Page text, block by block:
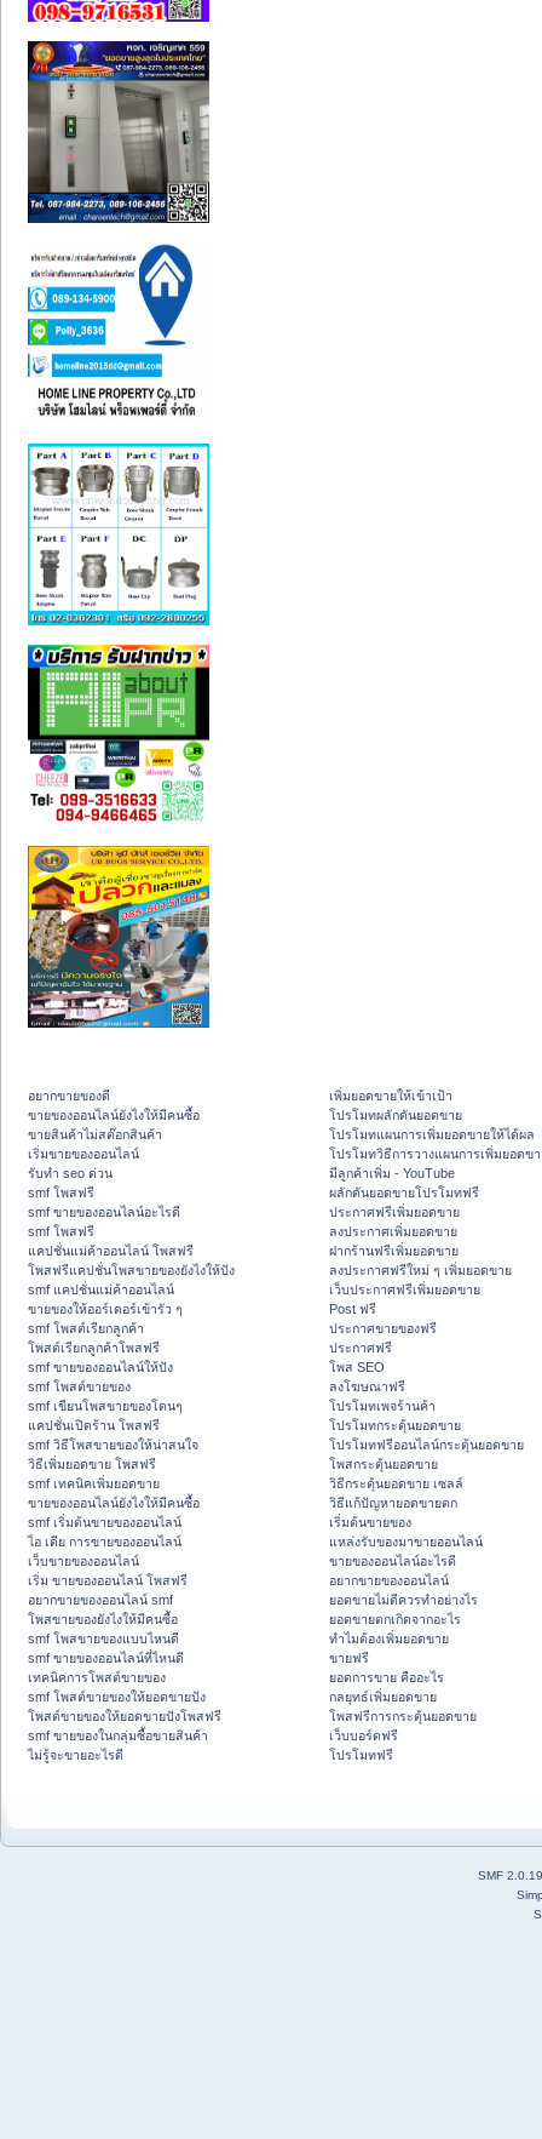
อยากขายของดี
ขายของออนไลน์ยังไงให้มีคนซื้อ
ขายสินค้าไม่สต๊อกสินค้า
เริ่มขายของออนไลน์
รับทำ seo ด่วน
smf โพสฟรี
smf ขายของออนไลน์อะไรดี
smf โพสฟรี
แคปชั่นแม่ค้าออนไลน์ โพสฟรี
โพสฟรีแคปชั่นโพสขายของยังไงให้ปัง
smf แคปชั่นแม่ค้าออนไลน์
ขายของให้ออร์เดอร์เข้ารัว ๆ
smf โพสต์เรียกลูกค้า
โพสต์เรียกลูกค้าโพสฟรี
smf ขายของออนไลน์ให้ปัง
smf โพสต์ขายของ
smf เขียนโพสขายของโดนๆ
แคปชั่นเปิดร้าน โพสฟรี
smf วิธีโพสขายของให้น่าสนใจ
วิธีเพิ่มยอดขาย โพสฟรี
smf เทคนิคเพิ่มยอดขาย
ขายของออนไลน์ยังไงให้มีคนซื้อ
smf เริ่มต้นขายของออนไลน์
ไอ เดีย การขายของออนไลน์
เว็บขายของออนไลน์
เริ่ม ขายของออนไลน์ โพสฟรี
อยากขายของออนไลน์ smf
โพสขายของยังไงให้มีคนซื้อ
smf โพสขายของแบบไหนดี
smf ขายของออนไลน์ที่ไหนดี
เทคนิคการโพสต์ขายของ
smf โพสต์ขายของให้ยอดขายปัง
โพสต์ขายของให้ยอดขายปังโพสฟรี
smf ขายของในกลุ่มซื้อขายสินค้า
ไม่รู้จะขายอะไรดี
เพิ่มยอดขายให้เข้าเป้า
โปรโมทผลักดันยอดขาย
โปรโมทแผนการเพิ่มยอดขายให้ได้ผล
โปรโมทวิธีการวางแผนการเพิ่มยอดข
มีลูกค้าเพิ่ม - YouTube
ผลักดันยอดขายโปรโมทฟรี
ประกาศฟรีเพิ่มยอดขาย
ลงประกาศเพิ่มยอดขาย
ฝากร้านฟรีเพิ่มยอดขาย
ลงประกาศฟรีใหม่ ๆ เพิ่มยอดขาย
เว็บประกาศฟรีเพิ่มยอดขาย
Post ฟรี
ประกาศขายของฟรี
ประกาศฟรี
โพส SEO
ลงโฆษณาฟรี
โปรโมทเพจร้านค้า
โปรโมทกระตุ้นยอดขาย
โปรโมทฟรีออนไลน์กระตุ้นยอดขาย
โพสกระตุ้นยอดขาย
วิธีกระตุ้นยอดขาย เซลล์
วิธีแก้ปัญหายอดขายตก
เริ่มต้นขายของ
แหล่งรับของมาขายออนไลน์
ขายของออนไลน์อะไรดี
อยากขายของออนไลน์
ยอดขายไม่ดีควรทำอย่างไร
ยอดขายตกเกิดจากอะไร
ทำไมต้องเพิ่มยอดขาย
ขายฟรี
ยอดการขาย คืออะไร
กลยุทธ์เพิ่มยอดขาย
โพสฟรีการกระตุ้นยอดขาย
เว็บบอร์ดฟรี
โปรโมทฟรี
SMF 2.0.19